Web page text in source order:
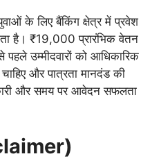
के लिए बैंकिंग क्षेत्र में प्रवेश
है। ₹19,000 प्रारंभिक वेतन
उम्मीदवारों को आधिकारिक
और पात्रता मानदंड की
और समय पर आवेदन सफलता